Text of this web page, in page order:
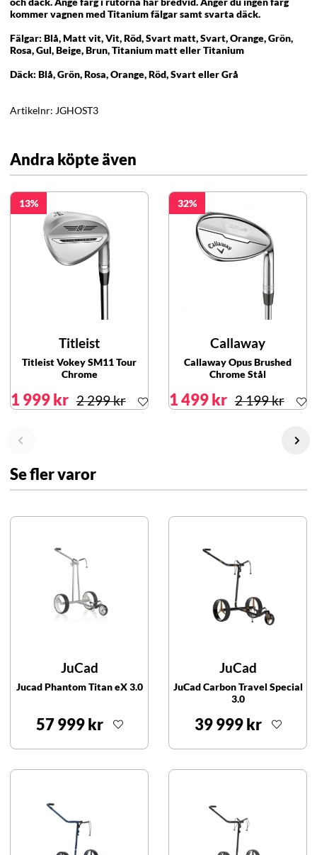
kommer vagnen med Titanium fälgar samt svarta däck.
Fälgar: Blå, Matt vit, Vit, Röd, Svart matt, Svart, Orange, Grön,
Rosa, Gul, Beige, Brun, Titanium matt eller Titanium
Däck: Blå, Grön, Rosa, Orange, Röd, Svart eller Grå
Artikelnr: JGHOST3
Andra köpte även
13
Titleist
Titleist Vokey SM11 Tour
Chrome
1 999 kr 2 299 kr
32
Callaway
Callaway Opus Brushed
Chrome Stål
1 499 kr 2 199 kr
Se fler varor
JuCad
Jucad Phantom Titan eX 3.0
57 999 kr
JuCad
JuCad Carbon Travel Special
3.0
39 999 kr